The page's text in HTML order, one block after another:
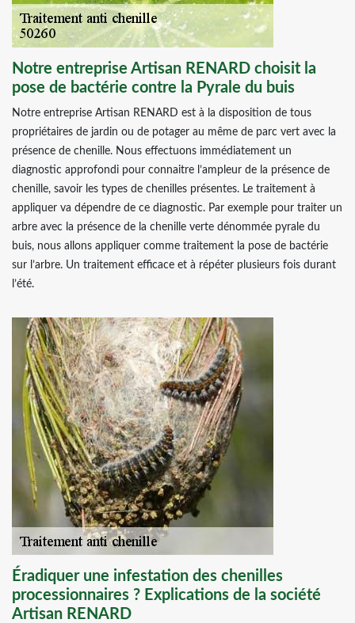
Notre entreprise Artisan RENARD choisit la
pose de bactérie contre la Pyrale du buis
Notre entreprise Artisan RENARD est à la disposition de tous
propriétaires de jardin ou de potager au même de parc vert avec la
présence de chenille. Nous effectuons immédiatement un
diagnostic approfondi pour connaitre l’ampleur de la présence de
chenille, savoir les types de chenilles présentes. Le traitement à
appliquer va dépendre de ce diagnostic. Par exemple pour traiter un
arbre avec la présence de la chenille verte dénommée pyrale du
buis, nous allons appliquer comme traitement la pose de bactérie
sur l’arbre. Un traitement efficace et à répéter plusieurs fois durant
l’été.
Éradiquer une infestation des chenilles
processionnaires ? Explications de la société
Artisan RENARD